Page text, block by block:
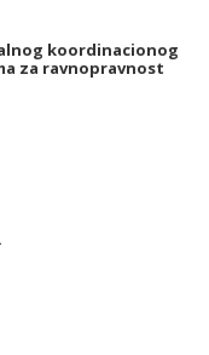
koordinacionog
za ravnopravnost